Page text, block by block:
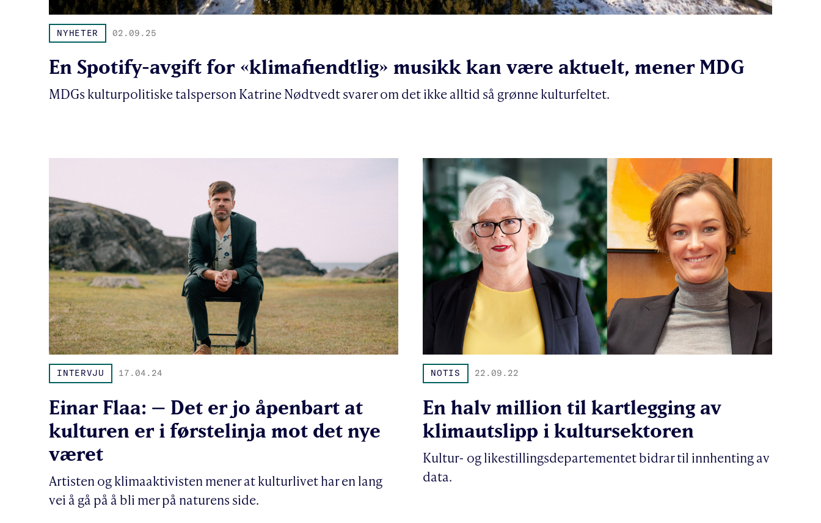
NYHETER 02.09.25
En Spotify-avgift for «klimafiendtlig» musikk kan være aktuelt, mener MDG
MDGs kulturpolitiske talsperson Katrine Nødtvedt svarer om det ikke alltid så grønne kulturfeltet.
INTERVJU 17.04.24
Einar Flaa: – Det er jo åpenbart at
kulturen er i førstelinja mot det nye
været
Artisten og klimaaktivisten mener at kulturlivet har en lang
vei å gå på å bli mer på naturens side.
NOTIS 22.09.22
En halv million til kartlegging av
klimautslipp i kultursektoren
Kultur- og likestillingsdepartementet bidrar til innhenting av
data.